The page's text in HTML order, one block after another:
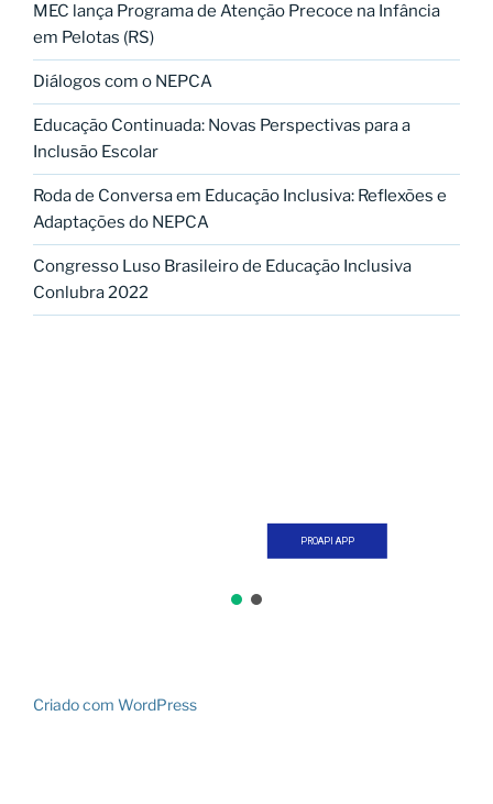
MEC lança Programa de Atenção Precoce na Infância
em Pelotas (RS)
Diálogos com o NEPCA
Educação Continuada: Novas Perspectivas para a
Inclusão Escolar
Roda de Conversa em Educação Inclusiva: Reflexões e
Adaptações do NEPCA
Congresso Luso Brasileiro de Educação Inclusiva
Conlubra 2022
PROAPI APP
Criado com WordPress